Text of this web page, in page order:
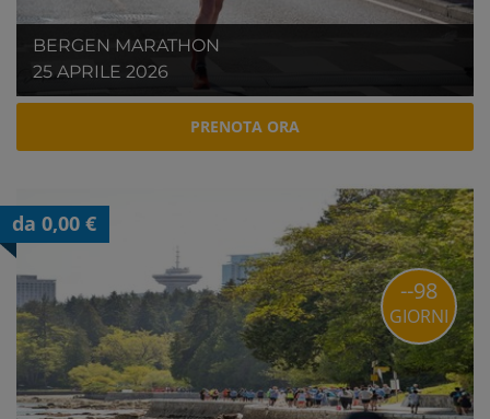
BERGEN MARATHON
25 APRILE 2026
PRENOTA ORA
da 0,00 €
--98
GIORNI